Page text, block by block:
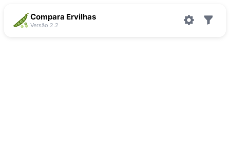
Compara Ervilhas
Versão 2.2